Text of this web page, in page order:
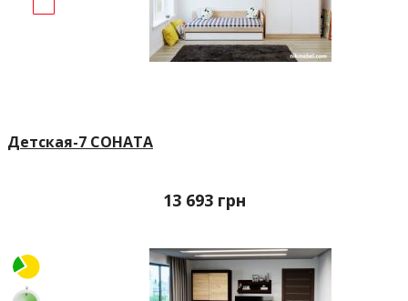
Детская-7 СОНАТА
13 693 грн